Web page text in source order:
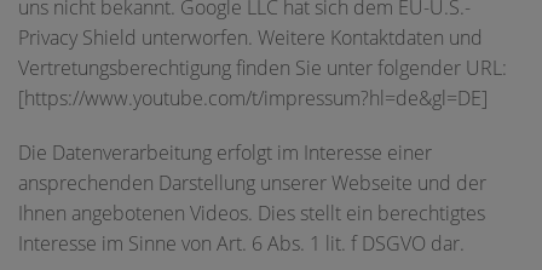
uns nicht bekannt. Google LLC hat sich dem EU-U.S.-
Privacy Shield unterworfen. Weitere Kontaktdaten und
Vertretungsberechtigung finden Sie unter folgender URL:
[https://www.youtube.com/t/impressum?hl=de&gl=DE]
Die Datenverarbeitung erfolgt im Interesse einer
ansprechenden Darstellung unserer Webseite und der
Ihnen angebotenen Videos. Dies stellt ein berechtigtes
Interesse im Sinne von Art. 6 Abs. 1 lit. f DSGVO dar.